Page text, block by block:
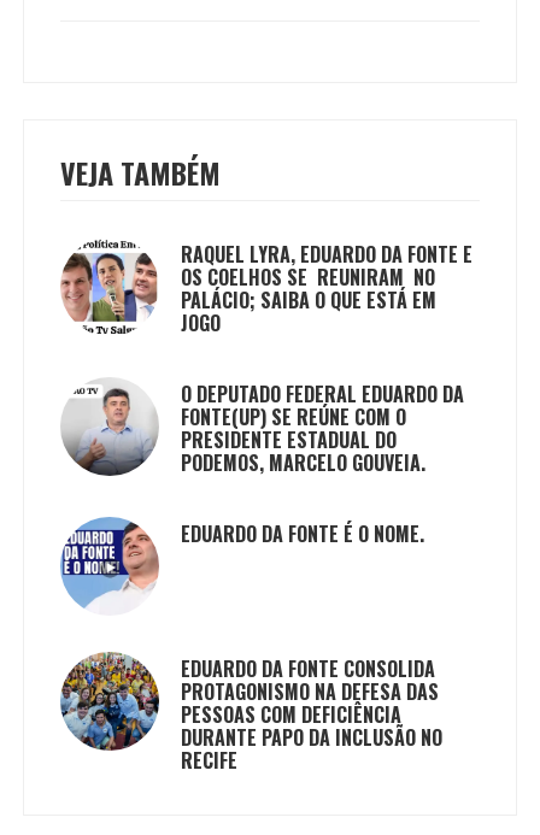
VEJA TAMBÉM
RAQUEL LYRA, EDUARDO DA FONTE E
OS COELHOS SE REUNIRAM NO
PALÁCIO; SAIBA O QUE ESTÁ EM
JOGO
O DEPUTADO FEDERAL EDUARDO DA
FONTE(UP) SE REÚNE COM O
PRESIDENTE ESTADUAL DO
PODEMOS, MARCELO GOUVEIA.
EDUARDO DA FONTE É O NOME.
EDUARDO DA FONTE CONSOLIDA
PROTAGONISMO NA DEFESA DAS
PESSOAS COM DEFICIÊNCIA
DURANTE PAPO DA INCLUSÃO NO
RECIFE